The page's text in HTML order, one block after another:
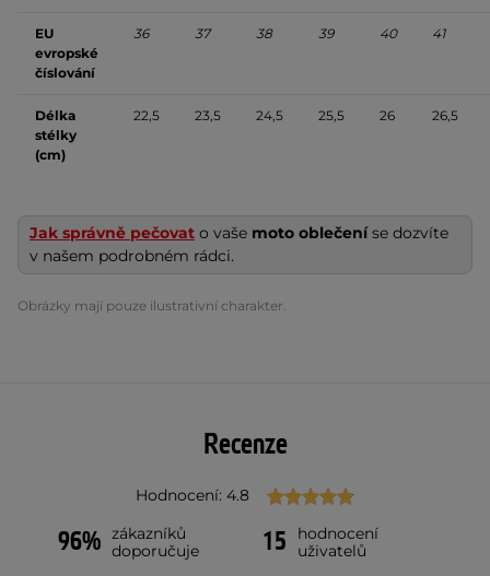
EU
evropské
číslování
36 37 38 39 40 41
Délka
stélky
(cm)
22,5 23,5 24,5 25,5 26 26,5
Jak správně pečovat o vaše moto oblečeníse dozvíte
v našem podrobném rádci.
Obrázky mají pouze ilustrativní charakter.
Recenze
Hodnocení: 4.8
96% zákazníků
doporučuje
15
hodnocení
uživatelů